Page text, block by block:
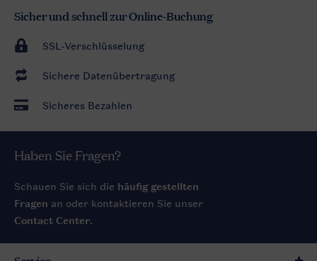
Sicher und schnell zur Online-Buchung
SSL-Verschlüsselung
Sichere Datenübertragung
Sicheres Bezahlen
Haben Sie Fragen?
Schauen Sie sich die häufig gestellten
Fragen an oder kontaktieren Sie unser
Contact Center.